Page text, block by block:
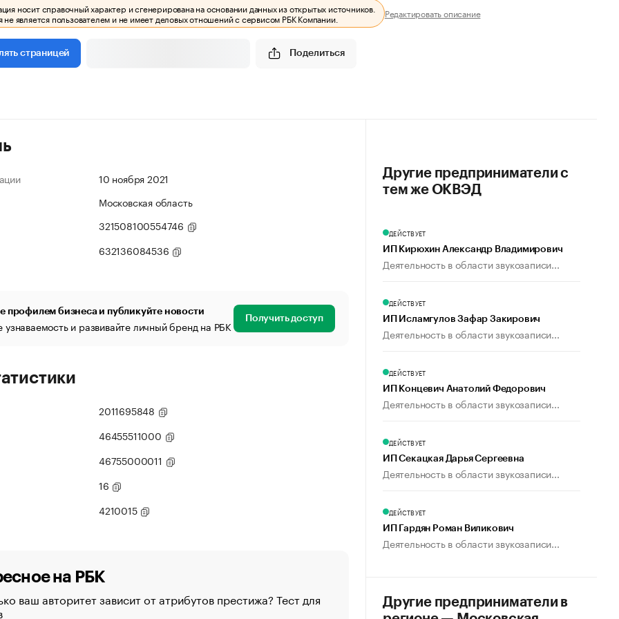
носит справочный характер и сгенерирована на основании данных из открытых источников.
не является пользователем и не имеет деловых отношений с сервисом РБК Компании. Редактировать описание
страницей Поделиться
10 ноября 2021
Московская область
321508100554746
632136084536
профилем бизнеса и публикуйте новости
и развивайте личный бренд на РБК Получить доступ
2011695848
46455511000
46755000011
16
4210015
на РБК
ваш авторитет зависит от атрибутов престижа? Тест для
«От спорта тело стареет иначе». Как живет глава
создавшей GTA
Другие предприниматели с
тем же ОКВЭД
ДЕЙСТВУЕТ
ИП Кирюхин Александр Владимирович
Деятельность в области звукозаписи...
ДЕЙСТВУЕТ
ИП Исламгулов Зафар Закирович
Деятельность в области звукозаписи...
ДЕЙСТВУЕТ
ИП Концевич Анатолий Федорович
Деятельность в области звукозаписи...
ДЕЙСТВУЕТ
ИП Секацкая Дарья Сергеевна
Деятельность в области звукозаписи...
ДЕЙСТВУЕТ
ИП Гардян Роман Виликович
Деятельность в области звукозаписи...
Другие предприниматели в